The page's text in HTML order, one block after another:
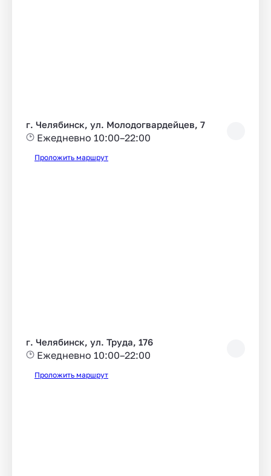
г. Челябинск, ул. Молодогвардейцев, 7
Ежедневно 10:00–22:00
Проложить маршрут
г. Челябинск, ул. Труда, 176
Ежедневно 10:00–22:00
Проложить маршрут